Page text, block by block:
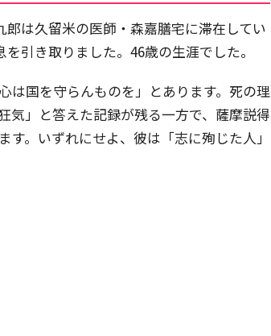
は久留米の医師・森嘉膳宅に滞在してい
引き取りました。46歳の生涯でした。
は国を守らんものを」とあります。死の理
気」と答えた記録が残る一方で、薩摩説得
。いずれにせよ、彼は「志に殉じた人」